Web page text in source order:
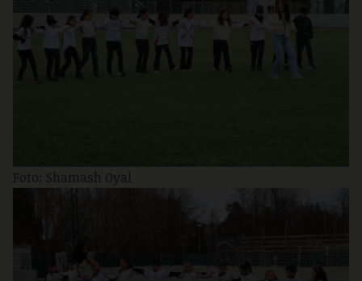
Foto: Shamash Oyal